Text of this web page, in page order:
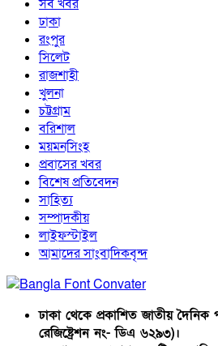
সব খবর
ঢাকা
রংপুর
সিলেট
রাজশাহী
খুলনা
চট্টগ্রাম
বরিশাল
ময়মনসিংহ
প্রবাসের খবর
বিশেষ প্রতিবেদন
সাহিত্য
সম্পাদকীয়
লাইফস্টাইল
আমাদের সাংবাদিকবৃন্দ
ঢাকা থেকে প্রকাশিত জাতীয় দৈনিক
রেজিষ্ট্রেশন নং- ডিএ ৬২৯৩)।